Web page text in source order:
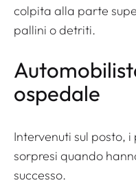
colpita alla parte
pallini o detriti.
ospedale
Intervenuti sul posto,
sorpresi quando
successo.